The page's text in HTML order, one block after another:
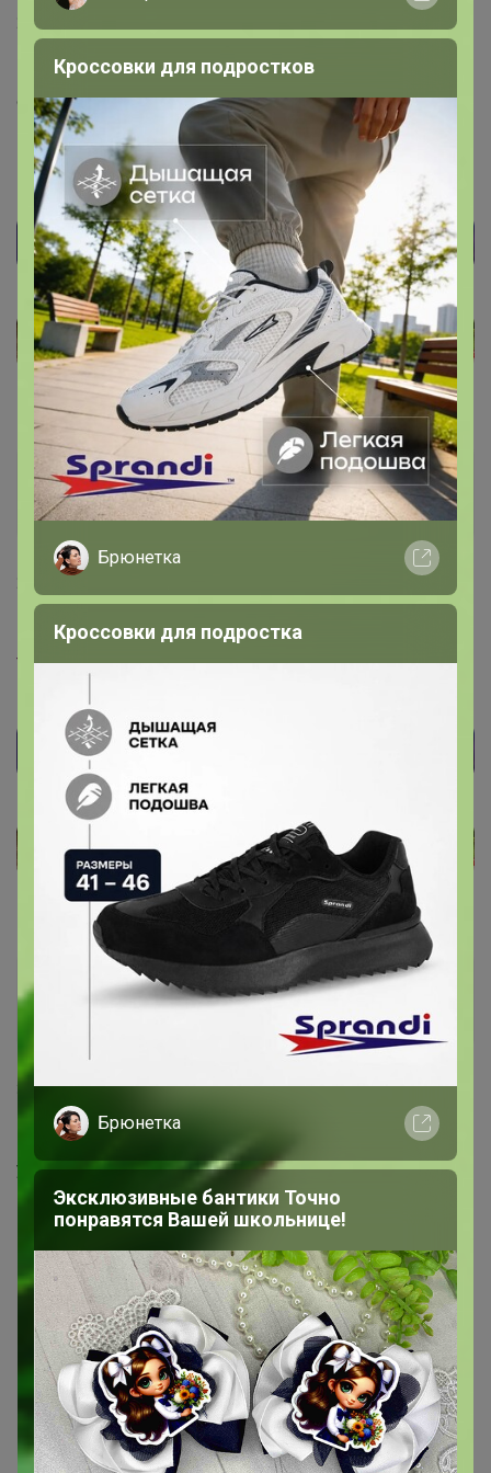
26 декабря, 2020 16:35
snoopi, Здравствуйте! Нет пока наличия, в январе
ожидается новая партия ( сейчас скидки большие, так
как у них производство переезжало и задержки
поставок. Скидки дали как компенсацию )
Бонифаций
Серебряный организатор
26 декабря, 2020 16:35
Дим@сик.Е, Вот тут подробная статься
t.ru/articles/otlichie-sustamina-ot-sustamin/
Пани Ева
3 января, 2021 16:42
Бонифаций
, здравствуйте. Почти у всех всё выдано, а
у меня "включено в счёт"
Когда ожидать реально Сустамин?
1 2
Показаны записи1-10из 11.
Кроссовки для подростков
Брюнетка
Кроссовки для подростка
Брюнетка
Эксклюзивные бантики Точно
понравятся Вашей школьнице!